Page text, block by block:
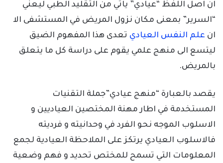
ان اصل اللفظ “عيادي” ياتي من التقليد الطبي ليعني
“السرير” بمعنى مكان نزول المريض في المستشفى الا
ان علم النفس العيادي تعدى هذا المفهوم الضيق
ليتسع الى منهج علمي يقوم على دراسة كل ما يتعلق
بالمريض.
يقصد بالعبارة “منهج عيادي”جملة التقنيات
المستخدمة في اطار مهنة المختصين العياديين و
الاسلوب الموجه نحو الفرد في وحدانيته و فرديته
فالاسلوب العيادي يرتكز على الملاحظة العيادية لجمع
المعلومات التي تسمح للمختص تحديد و فهم وضعية